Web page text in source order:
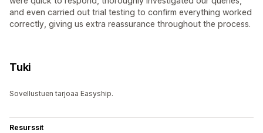
and even carried out trial testing to confirm everything worked
correctly, giving us extra reassurance throughout the process.
Tuki
Sovellustuen tarjoaa Easyship.
Resurssit